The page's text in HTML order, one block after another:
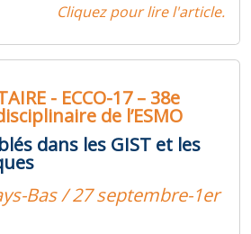
Cliquez pour lire l'article.
- ECCO-17 – 38e
de l’ESMO
dans les GIST et les
Bas / 27 septembre-1er